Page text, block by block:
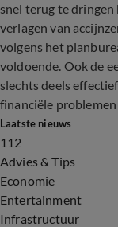
snel terug te
verlagen van
volgens het
voldoende. Ook de
slechts deels
financiële
Laatste nieuws
112
Advies & Tips
Economie
Entertainment
Infrastructuur